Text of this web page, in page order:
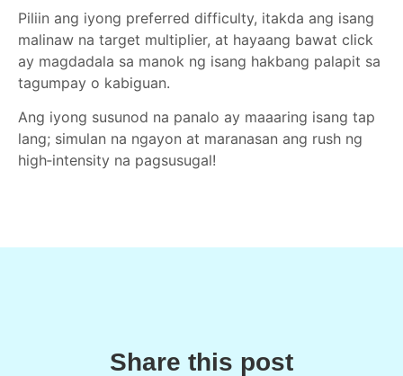
Piliin ang iyong preferred difficulty, itakda ang isang
malinaw na target multiplier, at hayaang bawat click
ay magdadala sa manok ng isang hakbang palapit sa
tagumpay o kabiguan.
Ang iyong susunod na panalo ay maaaring isang tap
lang; simulan na ngayon at maranasan ang rush ng
high‑intensity na pagsusugal!
Share this post